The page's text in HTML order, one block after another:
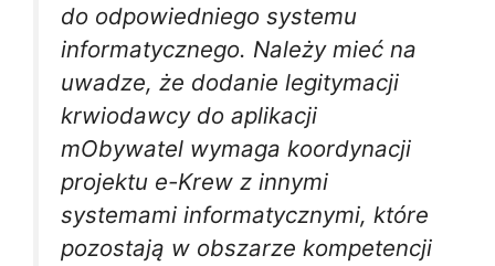
do odpowiedniego systemu
informatycznego. Należy mieć na
uwadze, że dodanie legitymacji
krwiodawcy do aplikacji
mObywatel wymaga koordynacji
projektu e-Krew z innymi
systemami informatycznymi, które
pozostają w obszarze kompetencji